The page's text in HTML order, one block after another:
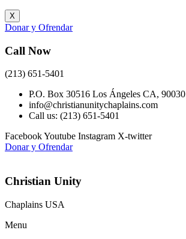
X
Donar y Ofrendar
Call Now
(213) 651-5401
P.O. Box 30516 Los Ángeles CA, 90030
info@christianunitychaplains.com
Call us: (213) 651-5401
FacebookYoutube Instagram X-twitter
Donar y Ofrendar
Christian Unity
Chaplains USA
Menu